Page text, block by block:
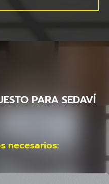
PARA SEDAVÍ
necesarios: